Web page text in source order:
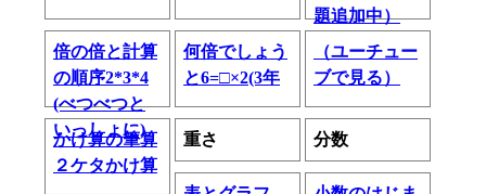
題追加中）
倍の倍と計算
の順序2*3*4
(べつべつと
いっしょに)
何倍でしょう
と6=□×2(3年
（ユーチュー
ブで見る）
かけ算の筆算
２ケタかけ算
重さ 分数